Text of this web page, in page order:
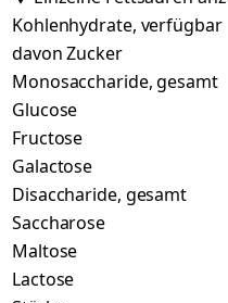
Kohlenhydrate, verfügbar
davon Zucker
Monosaccharide, gesamt
Glucose
Fructose
Galactose
Disaccharide, gesamt
Saccharose
Maltose
Lactose